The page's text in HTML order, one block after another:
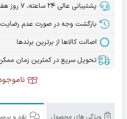
پشتیبانی عالی ۲۴ ساعته، ۷ روز هفته
بازگشت وجه در صورت عدم رضایت
اصالت کالاها از برترین برندها
تحویل سریع در کمترین زمان